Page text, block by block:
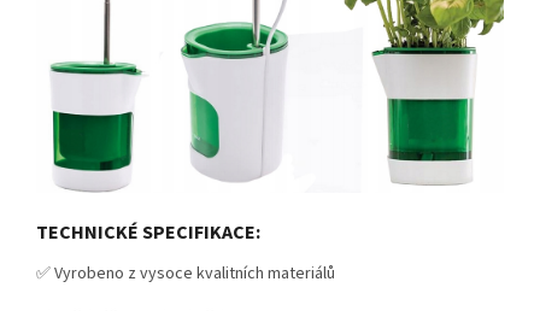
TECHNICKÉ SPECIFIKACE:
✅ Vyrobeno z vysoce kvalitních materiálů